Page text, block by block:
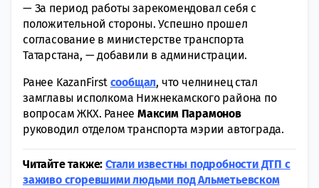
— За период работы зарекомендовал себя с
положительной стороны. Успешно прошел
согласование в министерстве транспорта
Татарстана, — добавили в администрации.
Ранее KazanFirst сообщал, что челнинец стал
замглавы исполкома Нижнекамского района по
вопросам ЖКХ. РанееМаксим Парамонов
руководил отделом транспорта мэрии автограда.
Читайте также:Стали известны подробности ДТП с
заживо сгоревшими людьми под Альметьевском